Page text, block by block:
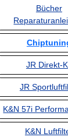
Bücher
JR Direkt-
JR
K&N 57i
K&N